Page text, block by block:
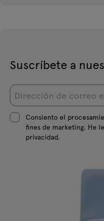
Suscríbete a
Consiento el
fines de marketing. He
privacidad.